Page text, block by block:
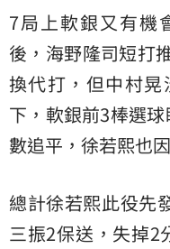
7局上軟銀又有機
後，海野隆司短打
換代打，但中村
下，軟銀前3棒選
數追平，徐若熙也
總計徐若熙此役先
三振2保送，失掉2